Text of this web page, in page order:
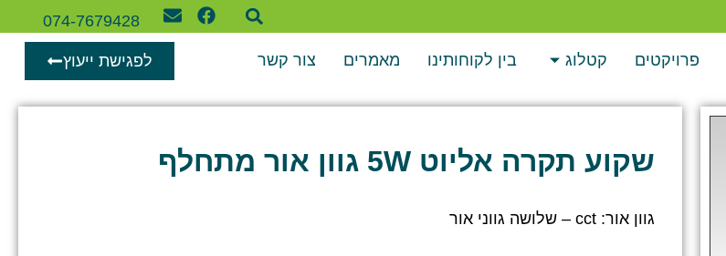
074-7679428
פרויקטים קטלוג בין לקוחותינו מאמרים צור קשר לפגישת ייעוץ
שקוע תקרה אליוט 5W גוון אור מתחלף
גוון אור: cct – שלושה גווני אור